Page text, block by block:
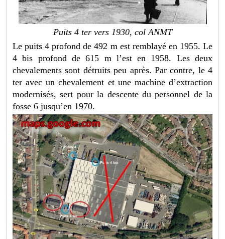
Puits 4 ter vers 1930, col ANMT
Le puits 4 profond de 492 m est remblayé en 1955. Le
4 bis profond de 615 m l’est en 1958. Les deux
chevalements sont détruits peu après. Par contre, le 4
ter avec un chevalement et une machine d’extraction
modernisés, sert pour la descente du personnel de la
fosse 6 jusqu’en 1970.